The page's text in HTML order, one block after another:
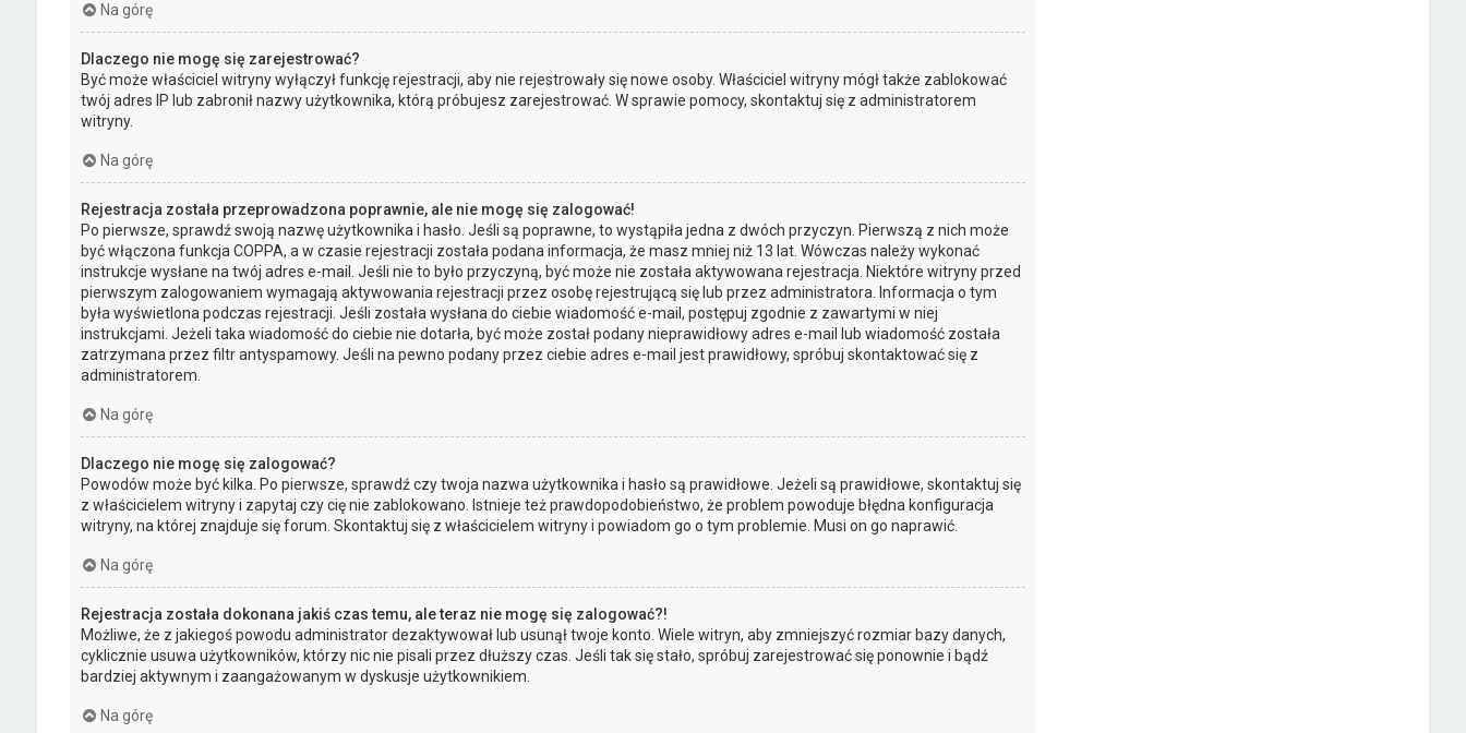
Na górę
Dlaczego nie mogę się zarejestrować?
Być może właściciel witryny wyłączył funkcję rejestracji, aby nie rejestrowały się nowe osoby. Właściciel witryny mógł także zablokować
twój adres IP lub zabronił nazwy użytkownika, którą próbujesz zarejestrować. W sprawie pomocy, skontaktuj się z administratorem
witryny.
Na górę
Rejestracja została przeprowadzona poprawnie, ale nie mogę się zalogować!
Po pierwsze, sprawdź swoją nazwę użytkownika i hasło. Jeśli są poprawne, to wystąpiła jedna z dwóch przyczyn. Pierwszą z nich może
być włączona funkcja COPPA, a w czasie rejestracji została podana informacja, że masz mniej niż 13 lat. Wówczas należy wykonać
instrukcje wysłane na twój adres e-mail. Jeśli nie to było przyczyną, być może nie została aktywowana rejestracja. Niektóre witryny przed
pierwszym zalogowaniem wymagają aktywowania rejestracji przez osobę rejestrującą się lub przez administratora. Informacja o tym
była wyświetlona podczas rejestracji. Jeśli została wysłana do ciebie wiadomość e-mail, postępuj zgodnie z zawartymi w niej
instrukcjami. Jeżeli taka wiadomość do ciebie nie dotarła, być może został podany nieprawidłowy adres e-mail lub wiadomość została
zatrzymana przez filtr antyspamowy. Jeśli na pewno podany przez ciebie adres e-mail jest prawidłowy, spróbuj skontaktować się z
administratorem.
Na górę
Dlaczego nie mogę się zalogować?
Powodów może być kilka. Po pierwsze, sprawdź czy twoja nazwa użytkownika i hasło są prawidłowe. Jeżeli są prawidłowe, skontaktuj się
z właścicielem witryny i zapytaj czy cię nie zablokowano. Istnieje też prawdopodobieństwo, że problem powoduje błędna konfiguracja
witryny, na której znajduje się forum. Skontaktuj się z właścicielem witryny i powiadom go o tym problemie. Musi on go naprawić.
Na górę
Rejestracja została dokonana jakiś czas temu, ale teraz nie mogę się zalogować?!
Możliwe, że z jakiegoś powodu administrator dezaktywował lub usunął twoje konto. Wiele witryn, aby zmniejszyć rozmiar bazy danych,
cyklicznie usuwa użytkowników, którzy nic nie pisali przez dłuższy czas. Jeśli tak się stało, spróbuj zarejestrować się ponownie i bądź
bardziej aktywnym i zaangażowanym w dyskusje użytkownikiem.
Na górę